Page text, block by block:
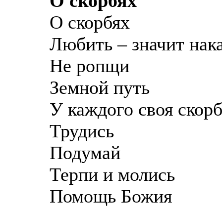
О скорбях
Любить – значит
Не ропщи
Земной путь
У каждого своя
Трудись
Подумай
Терпи и молись
Помощь Божия